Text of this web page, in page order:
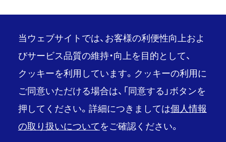
当ウェブサイトでは、お客様の利便性向上およ
びサービス品質の維持・向上を目的として、
クッキーを利用しています。クッキーの利用に
ご同意いただける場合は、「同意する」ボタンを
押してください。詳細につきましては個人情報
の取り扱いについて をご確認ください。